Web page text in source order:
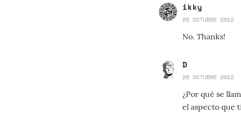
ikky
26 OCTUBRE 2012
No. Thanks!
D
26 OCTUBRE 2012
¿Por qué se
el aspecto que